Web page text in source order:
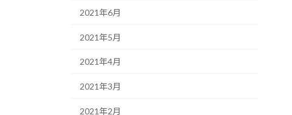
2021年6月
2021年5月
2021年4月
2021年3月
2021年2月